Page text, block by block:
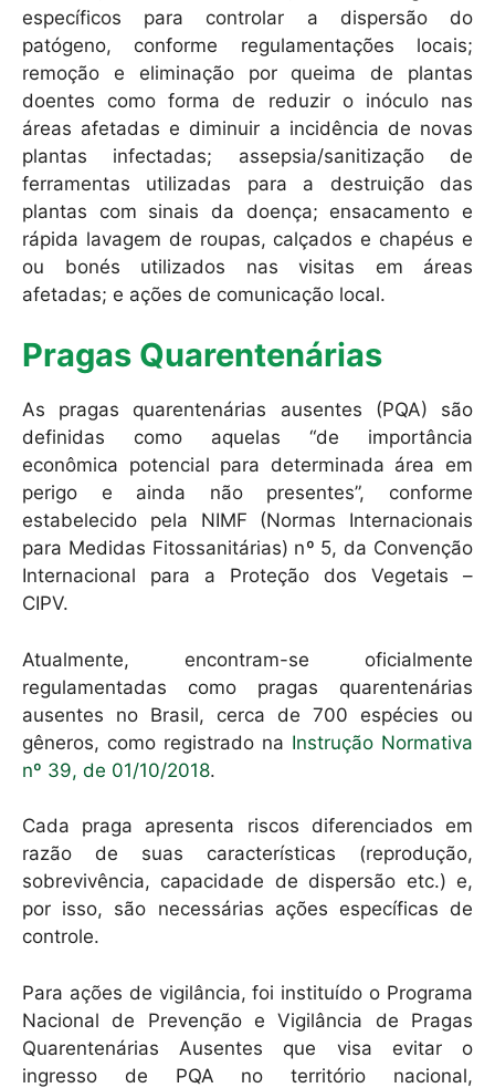
específicos para controlar a dispersão do
patógeno, conforme regulamentações locais;
remoção e eliminação por queima de plantas
doentes como forma de reduzir o inóculo nas
áreas afetadas e diminuir a incidência de novas
plantas infectadas; assepsia/sanitização de
ferramentas utilizadas para a destruição das
plantas com sinais da doença; ensacamento e
rápida lavagem de roupas, calçados e chapéus e
ou bonés utilizados nas visitas em áreas
afetadas; e ações de comunicação local.
Pragas Quarentenárias
As pragas quarentenárias ausentes (PQA) são
definidas como aquelas “de importância
econômica potencial para determinada área em
perigo e ainda não presentes”, conforme
estabelecido pela NIMF (Normas Internacionais
para Medidas Fitossanitárias) nº 5, da Convenção
Internacional para a Proteção dos Vegetais –
CIPV.
Atualmente, encontram-se oficialmente
regulamentadas como pragas quarentenárias
ausentes no Brasil, cerca de 700 espécies ou
gêneros, como registrado na Instrução Normativa
nº 39, de 01/10/2018.
Cada praga apresenta riscos diferenciados em
razão de suas características (reprodução,
sobrevivência, capacidade de dispersão etc.) e,
por isso, são necessárias ações específicas de
controle.
Para ações de vigilância, foi instituído o Programa
Nacional de Prevenção e Vigilância de Pragas
Quarentenárias Ausentes que visa evitar o
ingresso de PQA no território nacional,